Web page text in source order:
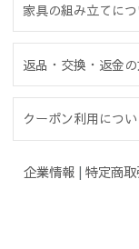
家具の組み立てに
返品・交換・返金
クーポン利用につい
企業情報 | 特定商